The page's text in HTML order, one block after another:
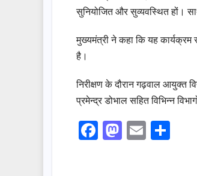
सुनियोजित और सुव्यवस्थित हों।
मुख्यमंत्री ने कहा कि यह कार्यक्रम
है।
निरीक्षण के दौरान गढ़वाल आयुक्त
प्रमेन्द्र डोभाल सहित विभिन्न
F
M
E